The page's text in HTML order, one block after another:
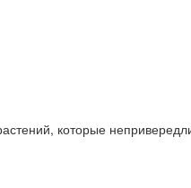
которые